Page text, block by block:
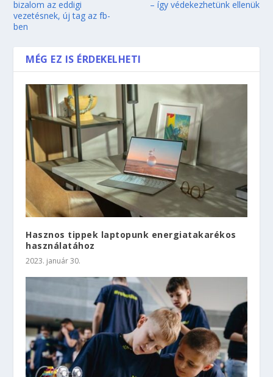
bizalom az eddigi
vezetésnek, új tag az fb-
ben
– így védekezhetünk ellenük
MÉG EZ IS ÉRDEKELHETI
Hasznos tippek laptopunk energiatakarékos
használatához
2023. január 30.